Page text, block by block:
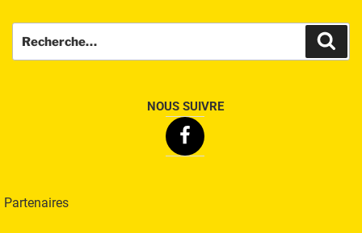
NOUS SUIVRE
Facebook
Partenaires